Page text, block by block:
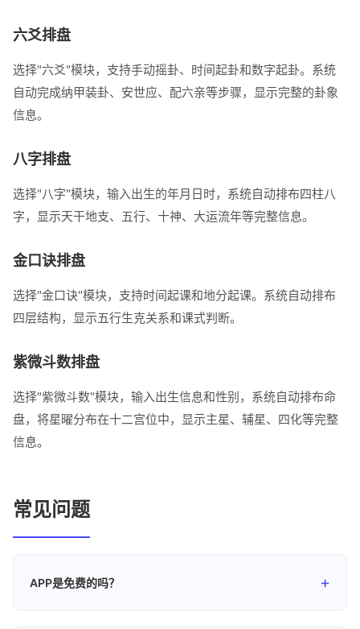
六爻排盘
选择"六爻"模块，支持手动摇卦、时间起卦和数字起卦。系统
自动完成纳甲装卦、安世应、配六亲等步骤，显示完整的卦象
信息。
八字排盘
选择"八字"模块，输入出生的年月日时，系统自动排布四柱八
字，显示天干地支、五行、十神、大运流年等完整信息。
金口诀排盘
选择"金口诀"模块，支持时间起课和地分起课。系统自动排布
四层结构，显示五行生克关系和课式判断。
紫微斗数排盘
选择"紫微斗数"模块，输入出生信息和性别，系统自动排布命
盘，将星曜分布在十二宫位中，显示主星、辅星、四化等完整
信息。
常见问题
APP是免费的吗？